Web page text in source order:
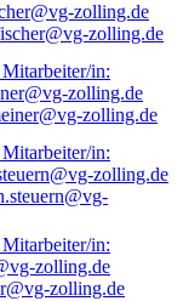
zolling.de
zolling.de
zolling.de